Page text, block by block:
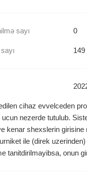
sayı 0
149
cihaz evvelceden
ucun nezerde tutulub.
kenar shexslerin
ile (direk
tanitdirilmayibsa, onun